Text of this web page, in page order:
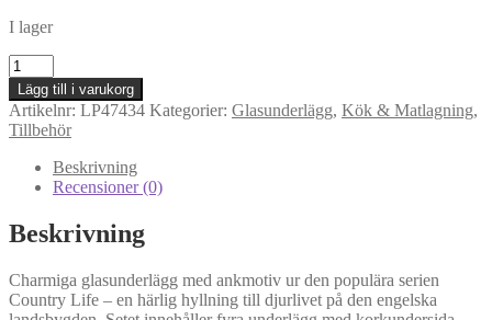
I lager
Country
Life
Ankor
Coasters
mängd
Lägg till i varukorg
Artikelnr: LP47434 Kategorier: Glasunderlägg, Kök & Matlagning,
Tillbehör
Beskrivning
Recensioner (0)
Beskrivning
Charmiga glasunderlägg med ankmotiv ur den populära serien
Country Life – en härlig hyllning till djurlivet på den engelska